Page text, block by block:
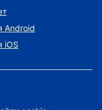
Android
iOS